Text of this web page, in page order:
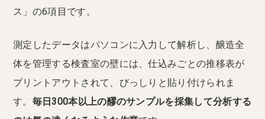
ス」の6項目です。
測定したデータはパソコンに入力して解析し、醸造全
体を管理する検査室の壁には、仕込みごとの推移表が
プリントアウトされて、びっしりと貼り付けられま
す。 毎日300本以上の醪のサンプルを採集して分析する